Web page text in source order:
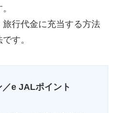
行代金に充当する方法
す。
e JALポイント